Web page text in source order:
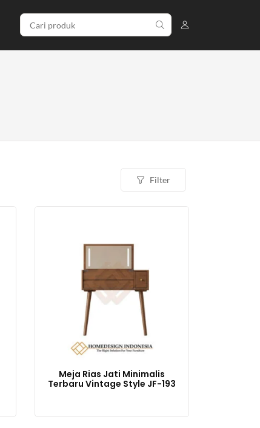
Filter
Meja Rias Jati Minimalis
Terbaru Vintage Style JF-193